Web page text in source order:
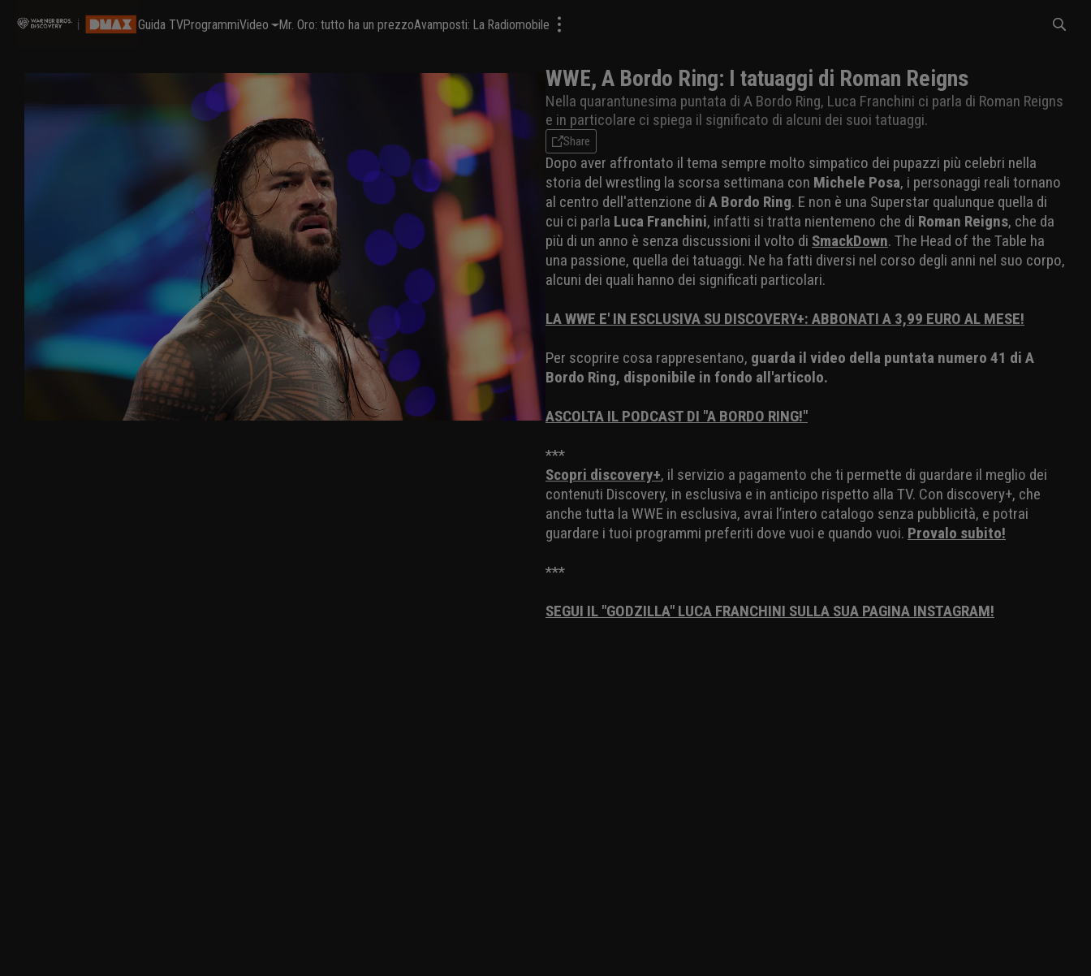
Guida TVProgrammiVideo Mr. Oro: tutto ha un prezzoAvamposti: La Radiomobile
WWE, A Bordo Ring: I tatuaggi di Roman Reigns
Nella quarantunesima puntata di A Bordo Ring, Luca Franchini ci parla di Roman Reigns
e in particolare ci spiega il significato di alcuni dei suoi tatuaggi.
Share
Dopo aver affrontato il tema sempre molto simpatico dei pupazzi più celebri nella
storia del wrestling la scorsa settimana con Michele Posa, i personaggi reali tornano
al centro dell'attenzione di A Bordo Ring. E non è una Superstar qualunque quella di
cui ci parla Luca Franchini, infatti si tratta nientemeno che di Roman Reigns, che da
più di un anno è senza discussioni il volto di SmackDown. The Head of the Table ha
una passione, quella dei tatuaggi. Ne ha fatti diversi nel corso degli anni nel suo corpo,
alcuni dei quali hanno dei significati particolari.
LA WWE E' IN ESCLUSIVA SU DISCOVERY+: ABBONATI A 3,99 EURO AL MESE!
Per scoprire cosa rappresentano, guarda il video della puntata numero 41 di A
Bordo Ring, disponibile in fondo all'articolo.
ASCOLTA IL PODCAST DI "A BORDO RING!"
***
Scopri discovery+, il servizio a pagamento che ti permette di guardare il meglio dei
contenuti Discovery, in esclusiva e in anticipo rispetto alla TV. Con discovery+, che
anche tutta la WWE in esclusiva, avrai l’intero catalogo senza pubblicità, e potrai
guardare i tuoi programmi preferiti dove vuoi e quando vuoi. Provalo subito!
***
SEGUI IL "GODZILLA" LUCA FRANCHINI SULLA SUA PAGINA INSTAGRAM!